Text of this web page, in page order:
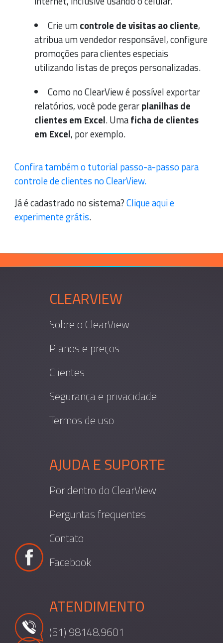
Crie umcontrole de visitas ao cliente,
atribua um vendedor responsável, configure
promoções para clientes especiais
utilizando listas de preços personalizadas.
Como no ClearView é possível exportar
relatórios, você pode gerarplanilhas de
clientes em Excel. Umaficha de clientes
em Excel, por exemplo.
Confira também o tutorial passo-a-passo para
controle de clientes no ClearView.
Já é cadastrado no sistema?Clique aqui e
experimente grátis.
CLEARVIEW
Sobre o ClearView
Planos e preços
Clientes
Segurança e privacidade
Termos de uso
AJUDA E SUPORTE
Por dentro do ClearView
Perguntas frequentes
Contato
Facebook
ATENDIMENTO
(51) 98148.9601